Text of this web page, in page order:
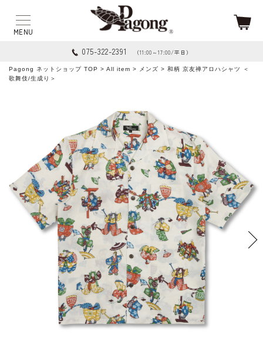
075-322-2391 （11:00～17:00/平日）
Pagong ネットショップ TOP > All item > メンズ > 和柄 京友禅アロハシャツ ＜
歌舞伎/生成り＞